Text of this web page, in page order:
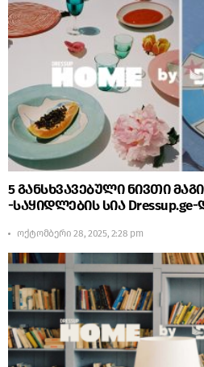
5 განსხვავებული ნივთი
-საყიდლების სია Dressup.ge-
ოქტომბერი 28, 2025, 2:28 pm